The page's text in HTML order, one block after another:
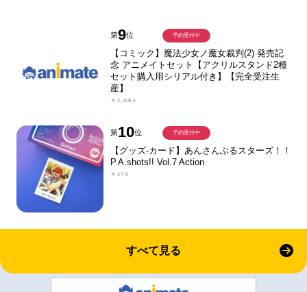
第9位
【コミック】魔法少女ノ魔女裁判(2) 発売記
念 アニメイトセット【アクリルスタンド2種
セット購入用シリアル付き】【完全受注生
産】
￥2,684
予約受付中
第10位
【グッズ-カード】あんさんぶるスターズ！！
P.A.shots!! Vol.7 Action
￥275
予約受付中
すべて見る